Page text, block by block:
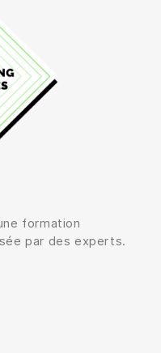
formation
par des experts.